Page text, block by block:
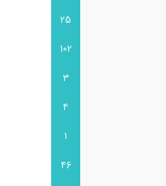
25
102
3
4
1
46